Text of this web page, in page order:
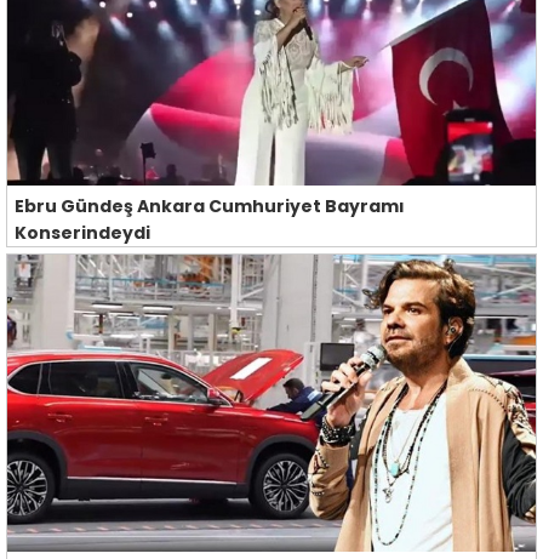
Ebru Gündeş Ankara Cumhuriyet Bayramı
Konserindeydi